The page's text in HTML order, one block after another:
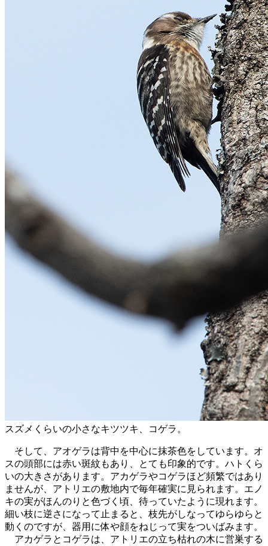
スズメくらいの小さなキツツキ、コゲラ。
そして、アオゲラは背中を中心に抹茶色をしています。オ
スの頭部には赤い斑紋もあり、とても印象的です。ハトくら
いの大きさがあります。アカゲラやコゲラほど頻繁ではあり
ませんが、アトリエの敷地内で毎年確実に見られます。エノ
キの実がほんのりと色づく頃、待っていたように現れます。
細い枝に逆さになって止まると、枝先がしなってゆらゆらと
動くのですが、器用に体や顔をねじって実をついばみます。
アカゲラとコゲラは、アトリエの立ち枯れの木に営巣する